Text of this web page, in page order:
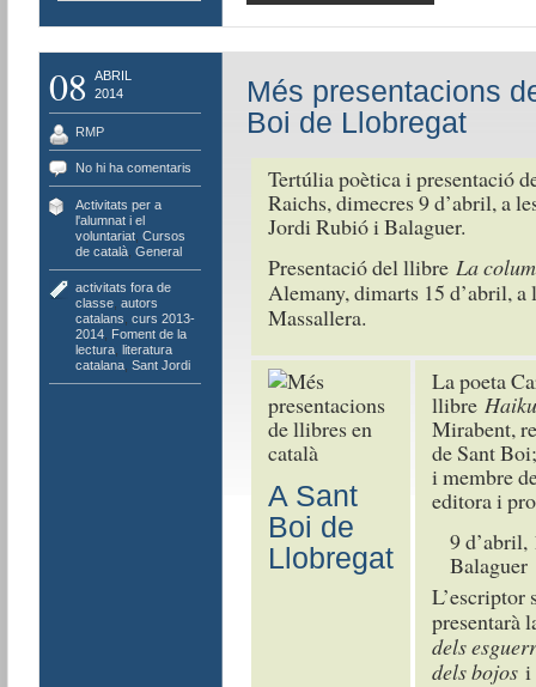
08
ABRIL
2014
RMP
No hi ha comentaris
Activitats per a
l'alumnat i el
voluntariat, Cursos
de català, General
activitats fora de
classe, autors
catalans curs 2013-
2014, Foment de la
lectura, literatura
catalana, Sant Jordi
Més presentacions
Boi de Llobregat
Tertúlia poètica i presentació
Raichs, dimecres 9 d’abril, a
Jordi Rubió i Balaguer.
Presentació del llibre La
Alemany, dimarts 15 d’abril, a
Massallera.
A Sant
Boi de
Llobregat
La poeta
llibre
Mirabent,
de Sant
i membre
editora i
9
Balaguer
L’escriptor
presentarà
dels
dels bojos